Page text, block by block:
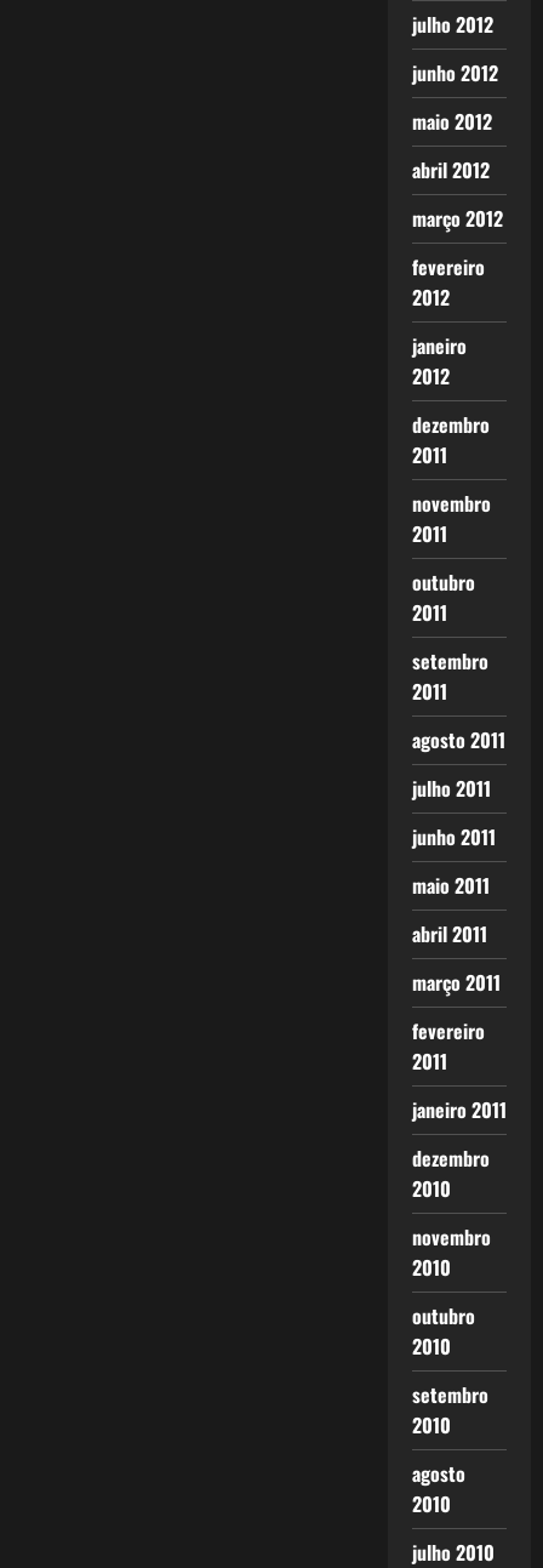
julho 2012
junho 2012
maio 2012
abril 2012
março 2012
fevereiro
2012
janeiro
2012
dezembro
2011
novembro
2011
outubro
2011
setembro
2011
agosto 2011
julho 2011
junho 2011
maio 2011
abril 2011
março 2011
fevereiro
2011
janeiro 2011
dezembro
2010
novembro
2010
outubro
2010
setembro
2010
agosto
2010
julho 2010